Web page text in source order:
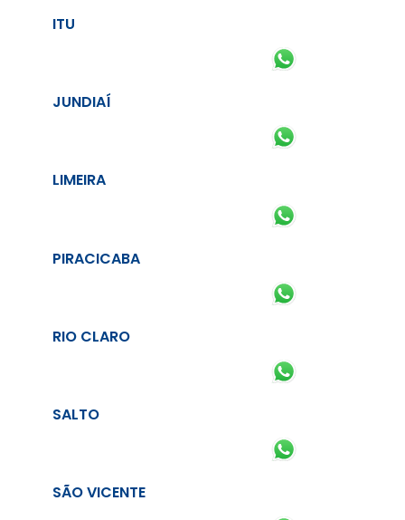
ITU
JUNDIAÍ
LIMEIRA
PIRACICABA
RIO CLARO
SALTO
SÃO VICENTE